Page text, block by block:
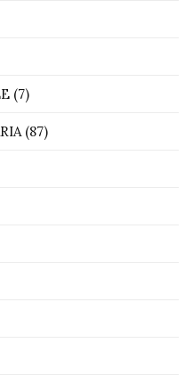
(7)
(87)